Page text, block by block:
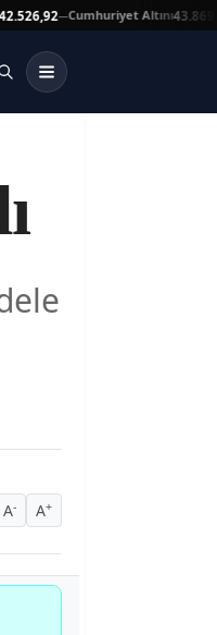
—Cumhuriyet Altını43.869,00
A- A+